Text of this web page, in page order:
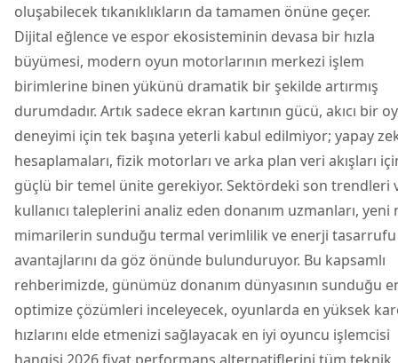
oluşabilecek tıkanıklıkların da tamamen önüne geçer.
Dijital eğlence ve espor ekosisteminin devasa bir hızla
büyümesi, modern oyun motorlarının merkezi işlem
birimlerine binen yükünü dramatik bir şekilde artırmış
durumdadır. Artık sadece ekran kartının gücü, akıcı bir
deneyimi için tek başına yeterli kabul edilmiyor; yapay
hesaplamaları, fizik motorları ve arka plan veri akışları
güçlü bir temel ünite gerekiyor. Sektördeki son trendleri
kullanıcı taleplerini analiz eden donanım uzmanları, yeni
mimarilerin sunduğu termal verimlilik ve enerji tasarrufu
avantajlarını da göz önünde bulunduruyor. Bu kapsamlı
rehberimizde, günümüz donanım dünyasının sunduğu
optimize çözümleri inceleyecek, oyunlarda en yüksek
hızlarını elde etmenizi sağlayacak en iyi oyuncu işlemcisi